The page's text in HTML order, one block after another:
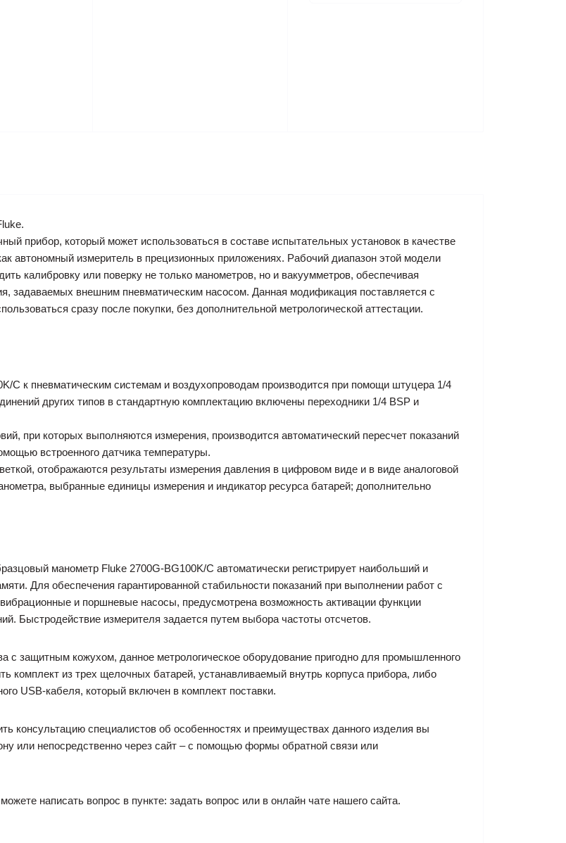
прибор, который может использоваться в составе испытательных установок в качестве
автономный измеритель в прецизионных приложениях. Рабочий диапазон этой модели
калибровку или поверку не только манометров, но и вакуумметров, обеспечивая
задаваемых внешним пневматическим насосом. Данная модификация поставляется с
сразу после покупки, без дополнительной метрологической аттестации.
C к пневматическим системам и воздухопроводам производится при помощи штуцера 1/4
других типов в стандартную комплектацию включены переходники 1/4 BSP и
при которых выполняются измерения, производится автоматический пересчет показаний
встроенного датчика температуры.
отображаются результаты измерения давления в цифровом виде и в виде аналоговой
выбранные единицы измерения и индикатор ресурса батарей; дополнительно
манометр Fluke 2700G-BG100K/C автоматически регистрирует наибольший и
Для обеспечения гарантированной стабильности показаний при выполнении работ с
и поршневые насосы, предусмотрена возможность активации функции
Быстродействие измерителя задается путем выбора частоты отсчетов.
с защитным кожухом, данное метрологическое оборудование пригодно для промышленного
комплект из трех щелочных батарей, устанавливаемый внутрь корпуса прибора, либо
USB-кабеля, который включен в комплект поставки.
консультацию специалистов об особенностях и преимуществах данного изделия вы
или непосредственно через сайт – с помощью формы обратной связи или
написать вопрос в пункте: задать вопрос или в онлайн чате нашего сайта.